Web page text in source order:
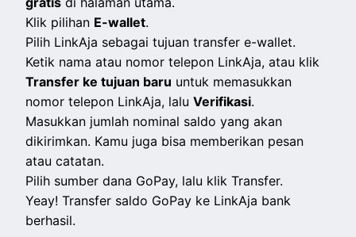
Klik pilihan E-wallet.
Pilih LinkAja sebagai tujuan transfer e-wallet.
Ketik nama atau nomor telepon LinkAja, atau klik
Transfer ke tujuan baru untuk memasukkan
nomor telepon LinkAja, laluVerifikasi.
Masukkan jumlah nominal saldo yang akan
dikirimkan. Kamu juga bisa memberikan pesan
atau catatan.
Pilih sumber dana GoPay, lalu klik Transfer.
Yeay! Transfer saldo GoPay ke LinkAja bank
berhasil.